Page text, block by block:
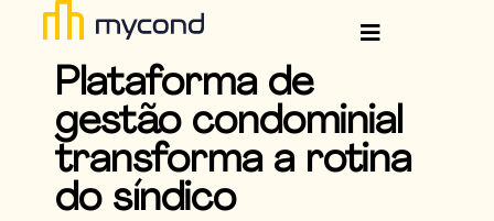
Plataforma de
gestão condominial
transforma a rotina
do síndico